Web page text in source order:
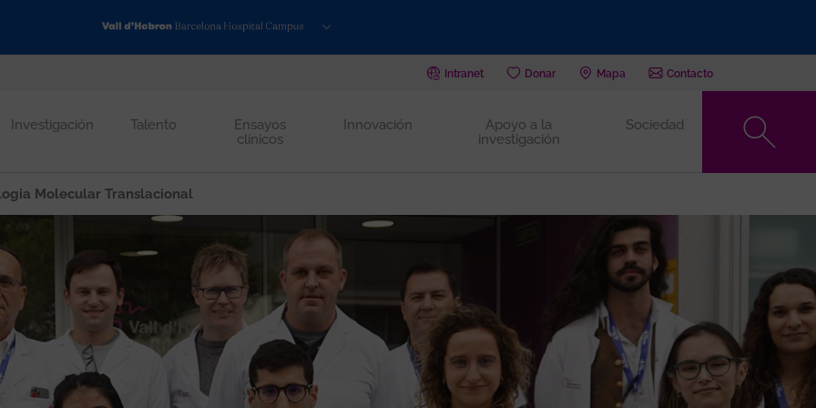
Intranet Donar Mapa Contacto
Investigación Talento
Ensayos
clínicos
Innovación
Apoyo a la
investigación
Sociedad
Molecular Translacional